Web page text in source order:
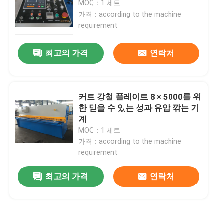
MOQ：1 세트
가격：according to the machine
requirement
최고의 가격 연락처
커트 강철 플레이트 8 × 5000를 위
한 믿을 수 있는 성과 유압 깎는 기
계
MOQ：1 세트
가격：according to the machine
requirement
최고의 가격 연락처